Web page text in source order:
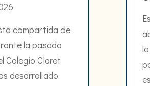
compartida de
la pasada
Colegio Claret
desarrollado